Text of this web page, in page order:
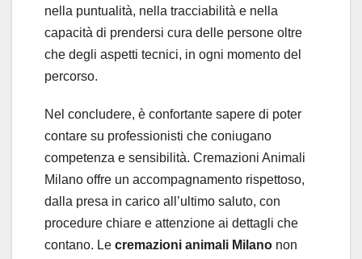
nella puntualità, nella tracciabilità e nella
capacità di prendersi cura delle persone oltre
che degli aspetti tecnici, in ogni momento del
percorso.
Nel concludere, è confortante sapere di poter
contare su professionisti che coniugano
competenza e sensibilità. Cremazioni Animali
Milano offre un accompagnamento rispettoso,
dalla presa in carico all’ultimo saluto, con
procedure chiare e attenzione ai dettagli che
contano. Le cremazioni animali Milano non